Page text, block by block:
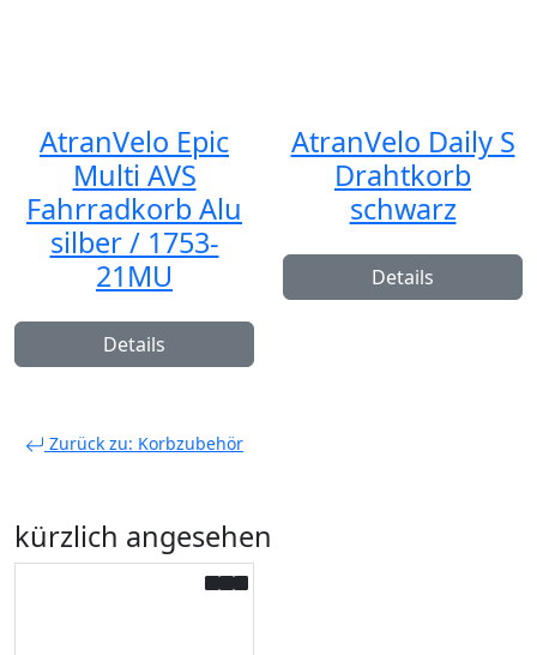
AtranVelo Epic
Multi AVS
Fahrradkorb Alu
silber / 1753-
21MU
Details
AtranVelo Daily S
Drahtkorb
schwarz
Details
Zurück zu: Korbzubehör
kürzlich angesehen